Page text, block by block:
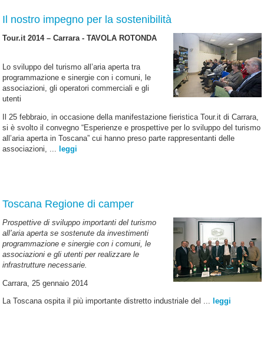
Il nostro impegno per la sostenibilità
Tour.it 2014 – Carrara - TAVOLA ROTONDA
Lo sviluppo del turismo all’aria aperta tra
programmazione e sinergie con i comuni, le
associazioni, gli operatori commerciali e gli
utenti
Il 25 febbraio, in occasione della manifestazione fieristica Tour.it di Carrara,
si è svolto il convegno “Esperienze e prospettive per lo sviluppo del turismo
all’aria aperta in Toscana” cui hanno preso parte rappresentanti delle
associazioni, ...leggi
Toscana Regione di camper
Prospettive di sviluppo importanti del turismo
all’aria aperta se sostenute da investimenti
programmazione e sinergie con i comuni, le
associazioni e gli utenti per realizzare le
infrastrutture necessarie.
Carrara, 25 gennaio 2014
La Toscana ospita il più importante distretto industriale del ... leggi